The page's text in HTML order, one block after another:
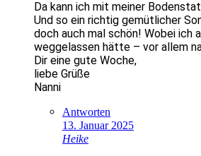
Da kann ich mit meiner
Und so ein richtig gemütlicher
doch auch mal schön! Wobei ich
weggelassen hätte – vor allem
Dir eine gute Woche,
liebe Grüße
Nanni
Antworten
13. Januar 2025
Heike